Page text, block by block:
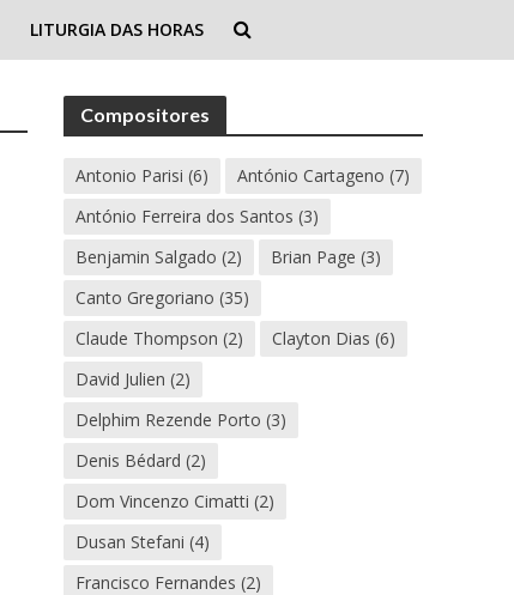
LITURGIA DAS HORAS
Compositores
Antonio Parisi (6) António Cartageno (7)
António Ferreira dos Santos (3)
Benjamin Salgado (2) Brian Page (3)
Canto Gregoriano (35)
Claude Thompson (2) Clayton Dias (6)
David Julien (2)
Delphim Rezende Porto (3)
Denis Bédard (2)
Dom Vincenzo Cimatti (2)
Dusan Stefani (4)
Francisco Fernandes (2)